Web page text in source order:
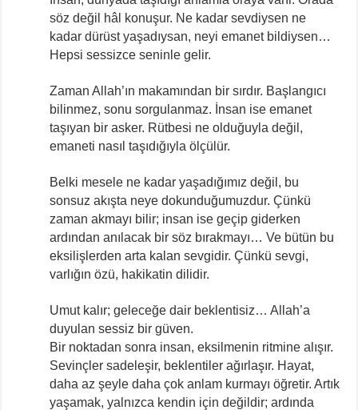
söz değil hâl konuşur. Ne kadar sevdiysen ne
kadar dürüst yaşadıysan, neyi emanet bildiysen…
Hepsi sessizce seninle gelir.
Zaman Allah’ın makamından bir sırdır. Başlangıcı
bilinmez, sonu sorgulanmaz. İnsan ise emanet
taşıyan bir asker. Rütbesi ne olduğuyla değil,
emaneti nasıl taşıdığıyla ölçülür.
Belki mesele ne kadar yaşadığımız değil, bu
sonsuz akışta neye dokunduğumuzdur. Çünkü
zaman akmayı bilir; insan ise geçip giderken
ardından anılacak bir söz bırakmayı… Ve bütün bu
eksilişlerden arta kalan sevgidir. Çünkü sevgi,
varlığın özü, hakikatin dilidir.
Umut kalır; geleceğe dair beklentisiz… Allah’a
duyulan sessiz bir güven.
Bir noktadan sonra insan, eksilmenin ritmine alışır.
Sevinçler sadeleşir, beklentiler ağırlaşır. Hayat,
daha az şeyle daha çok anlam kurmayı öğretir. Artık
yaşamak, yalnızca kendin için değildir; ardında